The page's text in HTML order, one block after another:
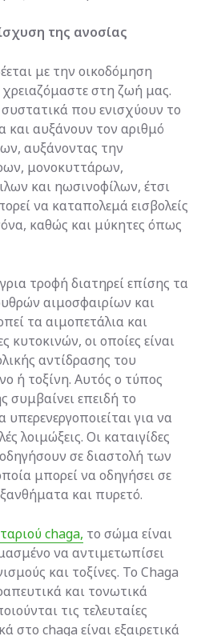
της ανοσίας
με την οικοδόμηση
στη ζωή μας.
που ενισχύουν το
και αυξάνουν τον αριθμό
αυξάνοντας την
μονοκυττάρων,
και ηωσινοφίλων, έτσι
να καταπολεμά εισβολείς
καθώς και μύκητες όπως
​​τροφή διατηρεί επίσης τα
αιμοσφαιρίων και
τα αιμοπετάλια και
κυτοκινών, οι οποίες είναι
αντίδρασης του
ή τοξίνη. Αυτός ο τύπος
συμβαίνει επειδή το
για να
λοιμώξεις. Οι καταιγίδες
σε διαστολή των
μπορεί να οδηγήσει σε
και πυρετό.
chaga, το σώμα είναι
να αντιμετωπίσει
και τοξίνες. Το Chaga
και τονωτικά
τις τελευταίες
στο chaga είναι εξαιρετικά